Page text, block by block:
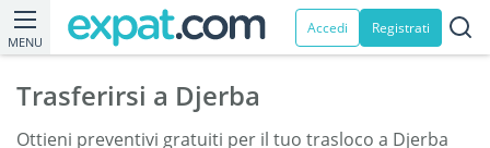
MENU
Accedi Registrati
Trasferirsi a Djerba
Ottieni preventivi gratuiti per il tuo trasloco a Djerba